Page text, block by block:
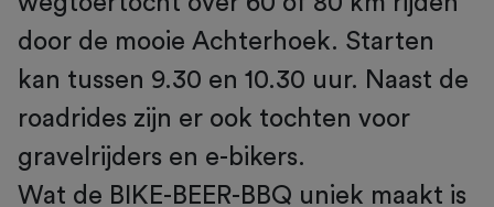
door de mooie Achterhoek. Starten
kan tussen 9.30 en 10.30 uur. Naast de
roadrides zijn er ook tochten voor
gravelrijders en e-bikers.
Wat de BIKE-BEER-BBQ uniek maakt is